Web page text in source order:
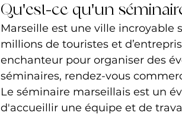
Qu'est-ce qu'un
Marseille est une ville incroyable
millions de touristes et
enchanteur pour organiser des
séminaires, rendez-vous
Le séminaire marseillais est un
d'accueillir une équipe et de